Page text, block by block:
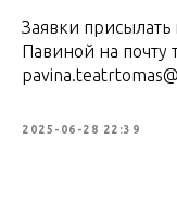
Заявки
Павиной на почту
2025-06-28 22:39